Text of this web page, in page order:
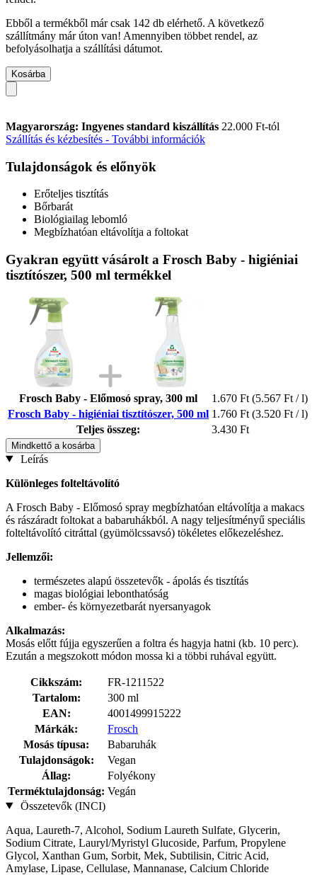
Ebből a termékből már csak 142 db elérhető. A következő
szállítmány már úton van! Amennyiben többet rendel, az
befolyásolhatja a szállítási dátumot.
Kosárba
Magyarország: Ingyenes standard kiszállítás 22.000 Ft-tól
Szállítás és kézbesítés - További információk
Tulajdonságok és előnyök
Erőteljes tisztítás
Bőrbarát
Biológiailag lebomló
Megbízhatóan eltávolítja a foltokat
Gyakran együtt vásárolt a Frosch Baby - higiéniai
tisztítószer, 500 ml termékkel
Frosch Baby - Előmosó spray, 300 ml 1.670 Ft (5.567 Ft / l)
Frosch Baby - higiéniai tisztítószer, 500 ml 1.760 Ft (3.520 Ft / l)
Teljes összeg:
3.430 Ft
Mindkettő a kosárba
Leírás
Különleges folteltávolító
A Frosch Baby - Előmosó spray megbízhatóan eltávolítja a makacs
és rászáradt foltokat a babaruhákból. A nagy teljesítményű speciális
folteltávolító citráttal (gyümölcssavsó) tökéletes előkezeléshez.
Jellemzői:
természetes alapú összetevők - ápolás és tisztítás
magas biológiai lebonthatóság
ember- és környezetbarát nyersanyagok
Alkalmazás:
Mosás előtt fújja egyszerűen a foltra és hagyja hatni (kb. 10 perc).
Ezután a megszokott módon mossa ki a többi ruhával együtt.
Cikkszám:
FR-1211522
Tartalom:
300 ml
EAN:
4001499915222
Márkák:
Frosch
Mosás típusa:
Babaruhák
Tulajdonságok:
Vegan
Állag:
Folyékony
Terméktulajdonság: Vegán
Összetevők (INCI)
Aqua, Laureth-7, Alcohol, Sodium Laureth Sulfate, Glycerin,
Sodium Citrate, Lauryl/Myristyl Glucoside, Parfum, Propylene
Glycol, Xanthan Gum, Sorbit, Mek, Subtilisin, Citric Acid,
Amylase, Lipase, Cellulase, Mannanase, Calcium Chloride